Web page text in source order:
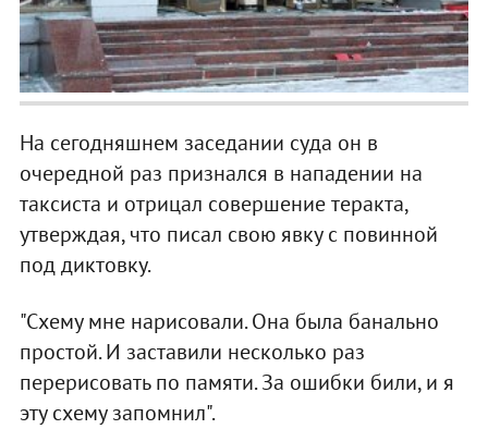
На сегодняшнем заседании суда он в
очередной раз признался в нападении на
таксиста и отрицал совершение теракта,
утверждая, что писал свою явку с повинной
под диктовку.
"Схему мне нарисовали. Она была банально
простой. И заставили несколько раз
перерисовать по памяти. За ошибки били, и я
эту схему запомнил".